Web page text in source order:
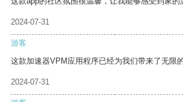
2024-07-31
游客
这款加速器VPM应用程序已经为我们带来了无限
2024-07-31